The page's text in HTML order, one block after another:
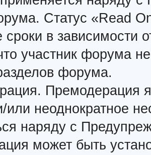
Статус «Read
сроки в зависимости
участник форума
форума.
Премодерация
или неоднократное
наряду с
может быть